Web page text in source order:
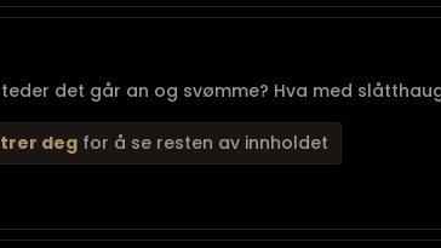
det går an og svømme? Hva med
deg for å se resten av innholdet